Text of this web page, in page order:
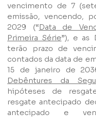
vencimento de 7
emissão, vencendo,
2029 (“Data de
Primeira Série”), e as
terão prazo de
contados da data de
15 de janeiro de
Debêntures da
hipóteses de
resgate antecipado
antecipado e